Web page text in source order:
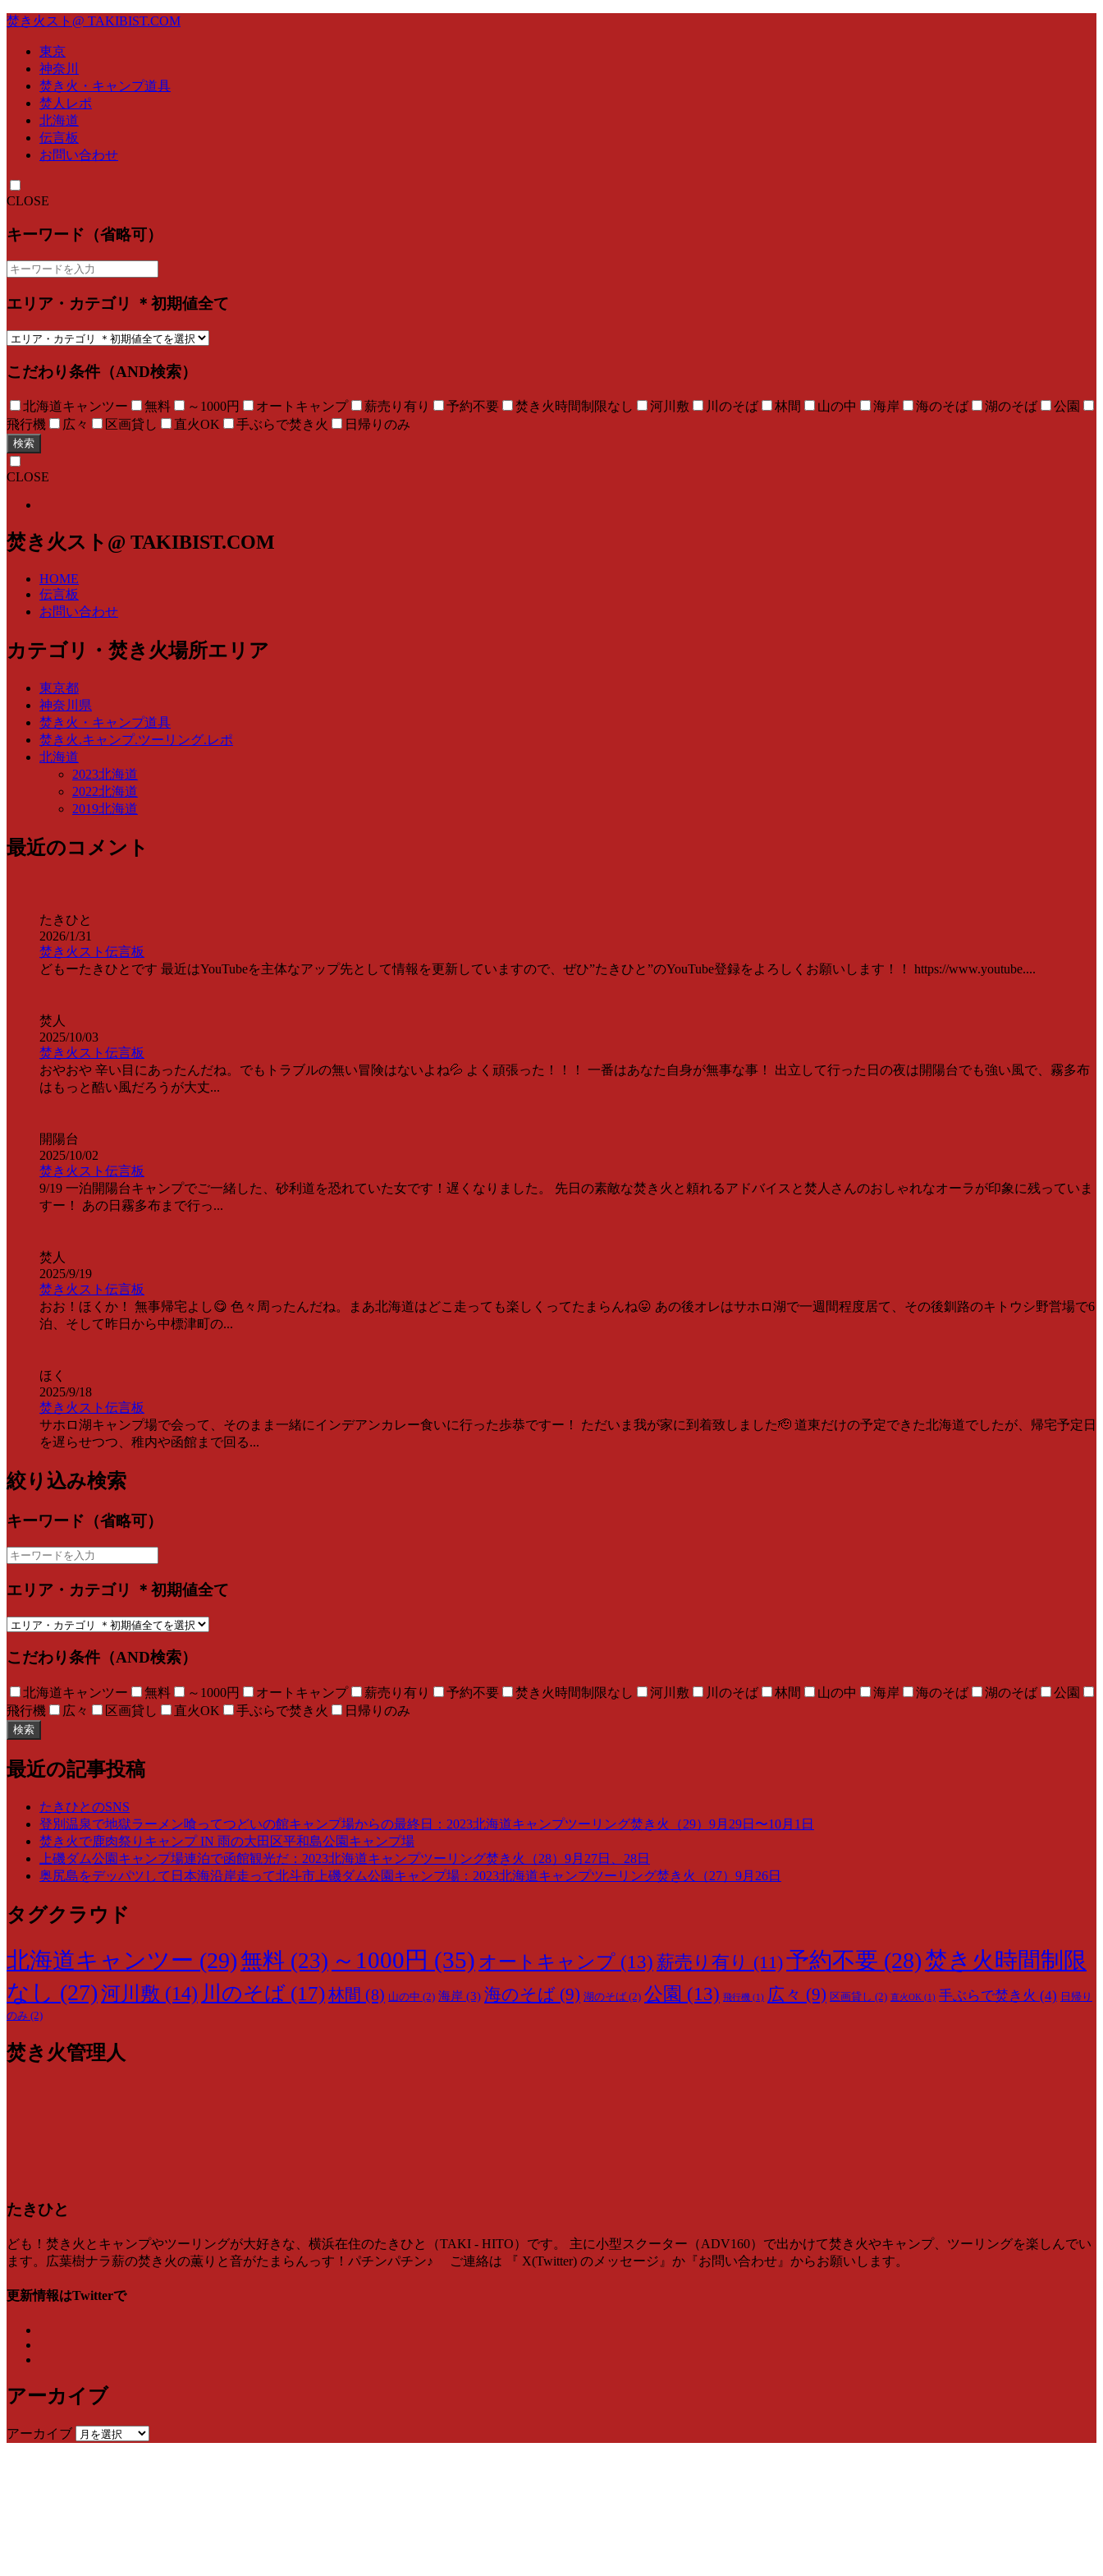
焚き火スト@ TAKIBIST.COM
東京
神奈川
焚き火・キャンプ道具
焚人レポ
北海道
伝言板
お問い合わせ
CLOSE
キーワード（省略可）
エリア・カテゴリ ＊初期値全て
こだわり条件（AND検索）
北海道キャンツー 無料 ～1000円 オートキャンプ 薪売り有り 予約不要 焚き火時間制限なし 河川敷 川のそば 林間 山の中 海岸 海のそば 湖のそば
公園
飛行機
広々 区画貸し 直火OK 手ぶらで焚き火 日帰りのみ
検索
CLOSE
焚き火スト@ TAKIBIST.COM
HOME
伝言板
お問い合わせ
カテゴリ・焚き火場所エリア
東京都
神奈川県
焚き火・キャンプ道具
焚き火.キャンプ.ツーリング.レポ
北海道
2023北海道
2022北海道
2019北海道
最近のコメント
たきひと
2026/1/31
焚き火スト伝言板
どもーたきひとです 最近はYouTubeを主体なアップ先として情報を更新していますので、ぜひ”たきひと”のYouTube登録をよろしくお願いします！！ https://www.youtube....
焚人
2025/10/03
焚き火スト伝言板
おやおや 辛い目にあったんだね。でもトラブルの無い冒険はないよね💦 よく頑張った！！！ 一番はあなた自身が無事な事！ 出立して行った日の夜は開陽台でも強い風で、霧多布
はもっと酷い風だろうが大丈...
開陽台
2025/10/02
焚き火スト伝言板
9/19 一泊開陽台キャンプでご一緒した、砂利道を恐れていた女です！遅くなりました。 先日の素敵な焚き火と頼れるアドバイスと焚人さんのおしゃれなオーラが印象に残っていま
すー！ あの日霧多布まで行っ...
焚人
2025/9/19
焚き火スト伝言板
おお！ほくか！ 無事帰宅よし😋 色々周ったんだね。まあ北海道はどこ走っても楽しくってたまらんね😛 あの後オレはサホロ湖で一週間程度居て、その後釧路のキトウシ野営場で6
泊、そして昨日から中標津町の...
ほく
2025/9/18
焚き火スト伝言板
サホロ湖キャンプ場で会って、そのまま一緒にインデアンカレー食いに行った歩恭ですー！ ただいま我が家に到着致しました🫡 道東だけの予定できた北海道でしたが、帰宅予定日
を遅らせつつ、稚内や函館まで回る...
絞り込み検索
キーワード（省略可）
エリア・カテゴリ ＊初期値全て
こだわり条件（AND検索）
北海道キャンツー 無料 ～1000円 オートキャンプ 薪売り有り 予約不要 焚き火時間制限なし 河川敷 川のそば 林間 山の中 海岸 海のそば 湖のそば
公園
飛行機
広々 区画貸し 直火OK 手ぶらで焚き火 日帰りのみ
検索
最近の記事投稿
たきひとのSNS
登別温泉で地獄ラーメン喰ってつどいの館キャンプ場からの最終日：2023北海道キャンプツーリング焚き火（29）9月29日〜10月1日
焚き火で鹿肉祭りキャンプ IN 雨の大田区平和島公園キャンプ場
上磯ダム公園キャンプ場連泊で函館観光だ：2023北海道キャンプツーリング焚き火（28）9月27日、28日
奥尻島をデッパツして日本海沿岸走って北斗市上磯ダム公園キャンプ場：2023北海道キャンプツーリング焚き火（27）9月26日
タグクラウド
北海道キャンツー (29)無料 (23) ～1000円 (35) オートキャンプ (13) 薪売り有り (11)予約不要 (28)焚き火時間制限
なし (27)河川敷 (14) 川のそば (17)林間 (8) 山の中 (2) 海岸 (3) 海のそば (9) 湖のそば (2) 公園 (13) 飛行機 (1) 広々 (9) 区画貸し (2) 直火OK (1) 手ぶらで焚き火 (4) 日帰り
のみ (2)
焚き火管理人
たきひと
ども！焚き火とキャンプやツーリングが大好きな、横浜在住のたきひと（TAKI - HITO）です。 主に小型スクーター（ADV160）で出かけて焚き火やキャンプ、ツーリングを楽しんでい
ます。広葉樹ナラ薪の焚き火の薫りと音がたまらんっす！パチンパチン♪ ご連絡は 『 X(Twitter) のメッセージ』か『お問い合わせ』からお願いします。
更新情報はTwitterで
アーカイブ
アーカイブ